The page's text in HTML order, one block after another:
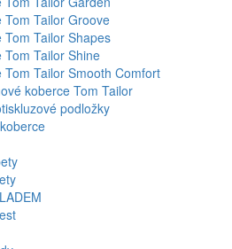
Tom Tailor Groove
Tom Tailor Shapes
Tom Tailor Shine
Tom Tailor Smooth Comfort
koberce Tom Tailor
podložky